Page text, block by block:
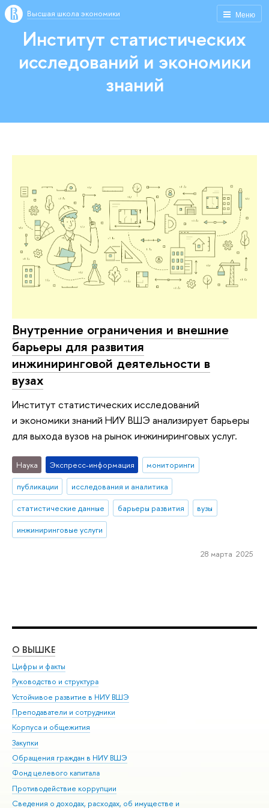
Меню
Высшая школа экономики
Институт статистических
исследований и экономики
знаний
Внутренние ограничения и внешние
барьеры для развития
инжиниринговой деятельности в
вузах
Институт статистических исследований
и экономики знаний НИУ ВШЭ анализирует барьеры
для выхода вузов на рынок инжиниринговых услуг.
Наука Экспресс-информация
мониторинги
публикации
исследования и аналитика
статистические данные
барьеры развития
вузы
инжиниринговые услуги
28 марта 2025
О ВЫШКЕ
Цифры и факты
Руководство и структура
Устойчивое развитие в НИУ ВШЭ
Преподаватели и сотрудники
Корпуса и общежития
Закупки
Обращения граждан в НИУ ВШЭ
Фонд целевого капитала
Противодействие коррупции
Сведения о доходах, расходах, об имуществе и